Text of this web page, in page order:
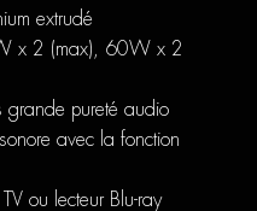
extrudé
x 2 (max), 60W x 2
grande pureté audio
avec la fonction
ou lecteur Blu-ray